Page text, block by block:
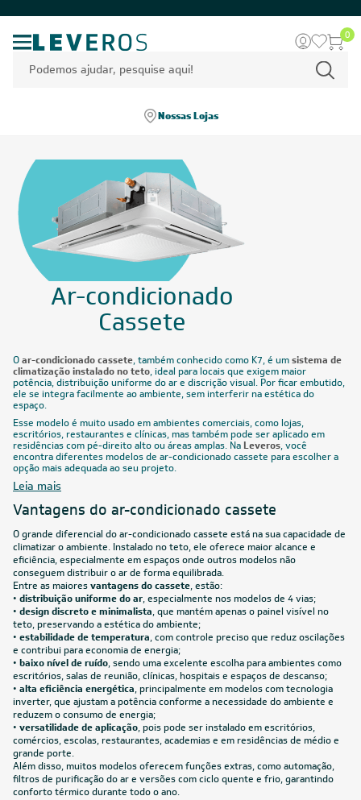
0
Nossas Lojas
Ar-condicionado
Cassete
Oar-condicionado cassete, também conhecido como K7, é umsistema de
climatização instalado no teto, ideal para locais que exigem maior
potência, distribuição uniforme do ar e discrição visual. Por ficar embutido,
ele se integra facilmente ao ambiente, sem interferir na estética do
espaço.
Esse modelo é muito usado em ambientes comerciais, como lojas,
escritórios, restaurantes e clínicas, mas também pode ser aplicado em
residências com pé-direito alto ou áreas amplas. Na Leveros, você
encontra diferentes modelos de ar-condicionado cassete para escolher a
opção mais adequada ao seu projeto.
Leia mais
Vantagens do ar-condicionado cassete
O grande diferencial do ar-condicionado cassete está na sua capacidade de
climatizar o ambiente. Instalado no teto, ele oferece maior alcance e
eficiência, especialmente em espaços onde outros modelos não
conseguem distribuir o ar de forma equilibrada.
Entre as maioresvantagens do cassete, estão:
• distribuição uniforme do ar, especialmente nos modelos de 4 vias;
• design discreto e minimalista, que mantém apenas o painel visível no
teto, preservando a estética do ambiente;
• estabilidade de temperatura, com controle preciso que reduz oscilações
e contribui para economia de energia;
• baixo nível de ruído, sendo uma excelente escolha para ambientes como
escritórios, salas de reunião, clínicas, hospitais e espaços de descanso;
• alta eficiência energética, principalmente em modelos com tecnologia
inverter, que ajustam a potência conforme a necessidade do ambiente e
reduzem o consumo de energia;
• versatilidade de aplicação, pois pode ser instalado em escritórios,
comércios, escolas, restaurantes, academias e em residências de médio e
grande porte.
Além disso, muitos modelos oferecem funções extras, como automação,
filtros de purificação do ar e versões com ciclo quente e frio, garantindo
conforto térmico durante todo o ano.